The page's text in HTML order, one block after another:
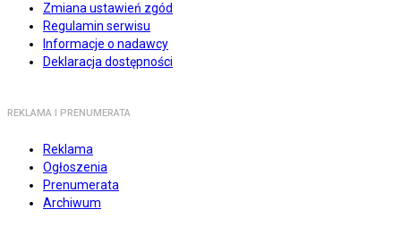
Zmiana ustawień zgód
Regulamin serwisu
Informacje o nadawcy
Deklaracja dostępności
REKLAMA I PRENUMERATA
Reklama
Ogłoszenia
Prenumerata
Archiwum